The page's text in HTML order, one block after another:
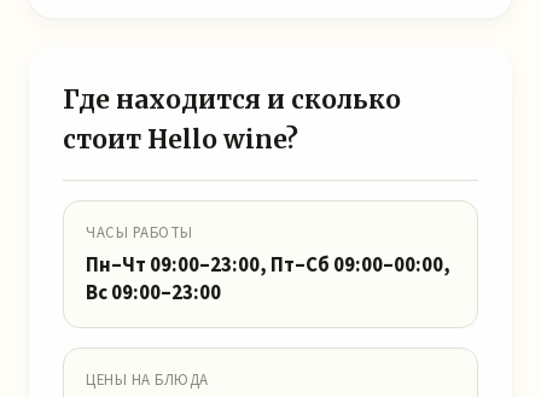
Где находится и сколько
стоит Hello wine?
ЧАСЫ РАБОТЫ
Пн–Чт 09:00–23:00, Пт–Сб 09:00–00:00,
Вс 09:00–23:00
ЦЕНЫ НА БЛЮДА